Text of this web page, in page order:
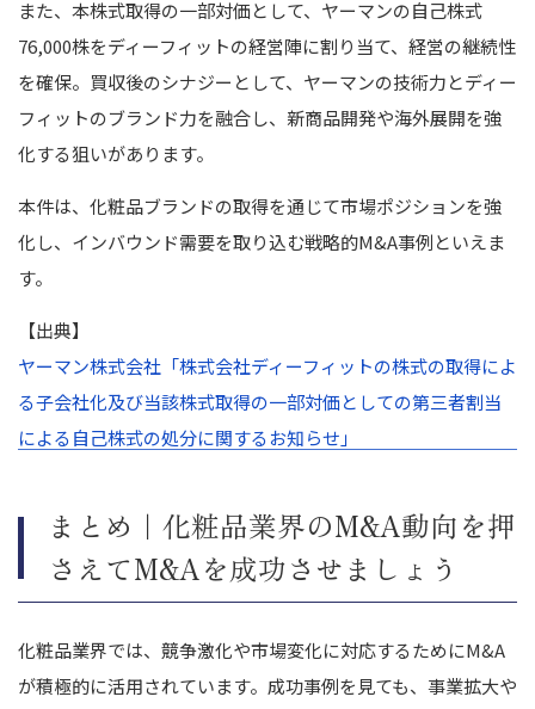
また、本株式取得の一部対価として、ヤーマンの自己株式
76,000株をディーフィットの経営陣に割り当て、経営の継続性
を確保。買収後のシナジーとして、ヤーマンの技術力とディー
フィットのブランド力を融合し、新商品開発や海外展開を強
化する狙いがあります。
本件は、化粧品ブランドの取得を通じて市場ポジションを強
化し、インバウンド需要を取り込む戦略的M&A事例といえま
す。
【出典】
ヤーマン株式会社「株式会社ディーフィットの株式の取得によ
る子会社化及び当該株式取得の一部対価としての第三者割当
による自己株式の処分に関するお知らせ」
まとめ｜化粧品業界のM&A動向を押
さえてM&Aを成功させましょう
化粧品業界では、競争激化や市場変化に対応するためにM&A
が積極的に活用されています。成功事例を見ても、事業拡大や